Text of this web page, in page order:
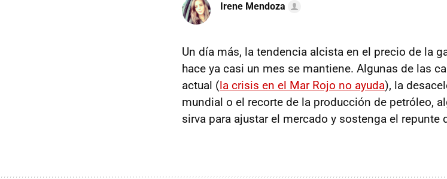
Irene Mendoza
Un día más, la tendencia alcista en el precio de la
hace ya casi un mes se mantiene. Algunas de las
actual (la crisis en el Mar Rojo no ayuda), la
mundial o el recorte de la producción de petróleo,
sirva para ajustar el mercado y sostenga el repunte